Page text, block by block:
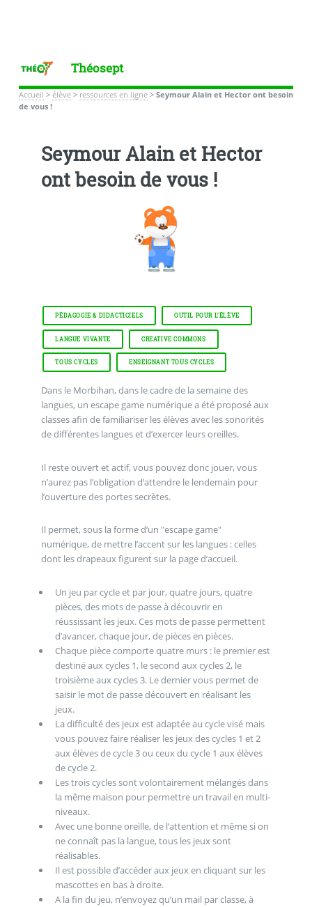
Théosept
Accueil > élève> ressources en ligne> Seymour Alain et Hector ont besoin
de vous !
Seymour Alain et Hector
ont besoin de vous !
PÉDAGOGIE & DIDACTICIELS OUTIL POUR L’ÉLÈVE
LANGUE VIVANTE CREATIVE COMMONS
TOUS CYCLES ENSEIGNANT TOUS CYCLES
Dans le Morbihan, dans le cadre de la semaine des
langues, un escape game numérique a été proposé aux
classes afin de familiariser les élèves avec les sonorités
de différentes langues et d’exercer leurs oreilles.
Il reste ouvert et actif, vous pouvez donc jouer, vous
n’aurez pas l’obligation d’attendre le lendemain pour
l’ouverture des portes secrètes.
Il permet, sous la forme d’un "escape game"
numérique, de mettre l’accent sur les langues : celles
dont les drapeaux figurent sur la page d’accueil.
Un jeu par cycle et par jour, quatre jours, quatre
pièces, des mots de passe à découvrir en
réussissant les jeux. Ces mots de passe permettent
d’avancer, chaque jour, de pièces en pièces.
Chaque pièce comporte quatre murs : le premier est
destiné aux cycles 1, le second aux cycles 2, le
troisième aux cycles 3. Le dernier vous permet de
saisir le mot de passe découvert en réalisant les
jeux.
La difficulté des jeux est adaptée au cycle visé mais
vous pouvez faire réaliser les jeux des cycles 1 et 2
aux élèves de cycle 3 ou ceux du cycle 1 aux élèves
de cycle 2.
Les trois cycles sont volontairement mélangés dans
la même maison pour permettre un travail en multi-
niveaux.
Avec une bonne oreille, de l’attention et même si on
ne connaît pas la langue, tous les jeux sont
réalisables.
Il est possible d’accéder aux jeux en cliquant sur les
mascottes en bas à droite.
A la fin du jeu, n’envoyez qu’un mail par classe, à